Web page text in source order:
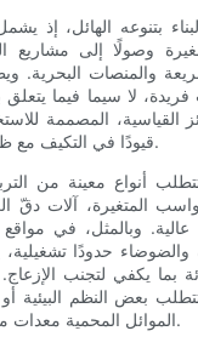
بتنوعه الهائل،
وصولًا إلى مشاريع
والمنصات
فريدة، لا سيما فيما
القياسية، المصممة
قيودًا في التكيف مع ظروف الموقع المحددة.
أنواع معينة من
المتغيرة، آلات دقّ
وبالمثل، في
حدودًا
بما يكفي لتجنب الإزعاج.
تتطلب بعض النظم البيئية
الموائل المحمية معدات متخصصة لتقليل التأثير.